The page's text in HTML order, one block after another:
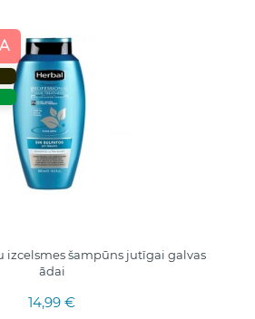
izcelsmes šampūns jutīgai galvas
ādai
14,99 €